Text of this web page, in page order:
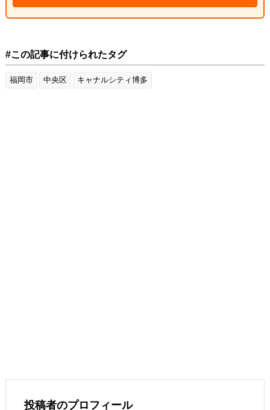
#この記事に付けられたタグ
福岡市 中央区 キャナルシティ博多
投稿者のプロフィール